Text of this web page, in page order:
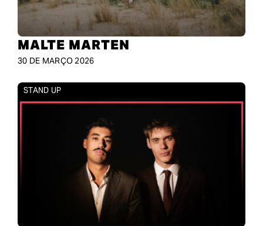
MALTE MARTEN
30 DE MARÇO 2026
STAND UP